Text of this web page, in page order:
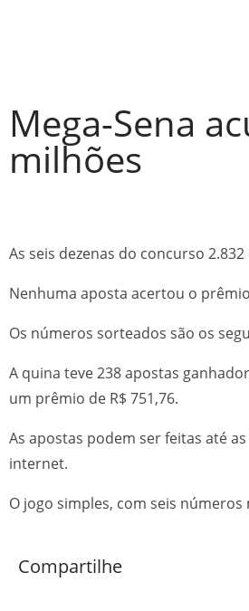
Mega-Sena
milhões
As seis dezenas do concurso
Nenhuma aposta acertou o
Os números sorteados são os
A quina teve 238 apostas
um prêmio de R$ 751,76.
As apostas podem ser feitas até
internet.
O jogo simples, com seis números
Compartilhe